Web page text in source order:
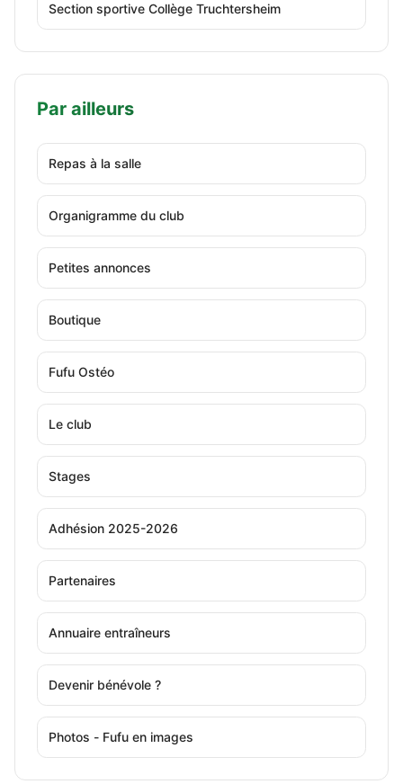
Section sportive Collège Truchtersheim
Par ailleurs
Repas à la salle
Organigramme du club
Petites annonces
Boutique
Fufu Ostéo
Le club
Stages
Adhésion 2025-2026
Partenaires
Annuaire entraîneurs
Devenir bénévole ?
Photos - Fufu en images